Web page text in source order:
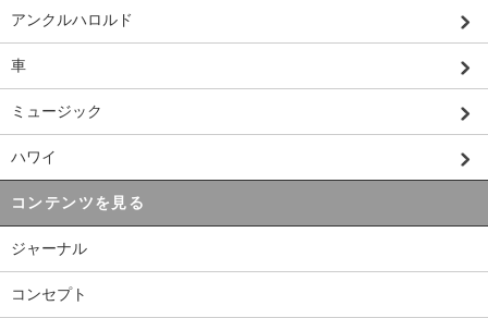
アンクルハロルド
車
ミュージック
ハワイ
コンテンツを見る
ジャーナル
コンセプト